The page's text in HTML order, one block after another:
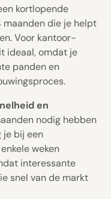
kortlopende
die je helpt
Voor kantoor-
ideaal, omdat je
panden en
en
nodig hebben
je bij een
weken
interessante
snel van de markt